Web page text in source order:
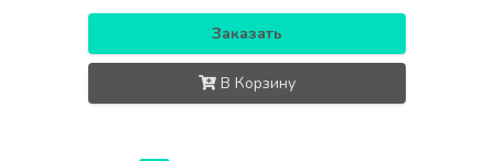
Заказать
В Корзину